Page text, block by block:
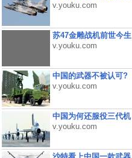
v.youku.com
苏47金雕战机前世今生
v.youku.com
中国的武器不被认可?
v.youku.com
中国为何还服役三代机
v.youku.com